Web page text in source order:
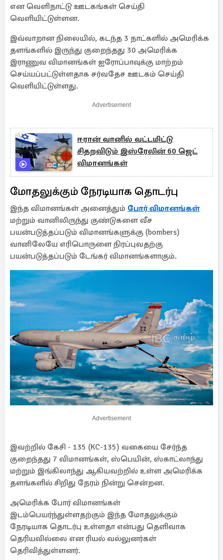
என வெளிநாட்டு ஊடகங்கள் செய்தி
வெளியிட்டுள்ளன.
இவ்வாறான நிலையில், கடந்த 3 நாட்களில் அமெரிக்க
தளங்களில் இருந்து குறைந்தது 30 அமெரிக்க
இராணுவ விமானங்கள் ஐரோப்பாவுக்கு மாற்றம்
செய்யப்பட்டுள்ளதாக சர்வதேச ஊடகம் செய்தி
வெளியிட்டுள்ளது.
Advertisement
ஈரான் வானில் வட்டமிட்டு
சிதறவிடும் இஸ்ரேலின் 60 ஜெட்
விமானங்கள்
மோதலுக்கும் நேரடியாக தொடர்பு
இந்த விமானங்கள் அனைத்தும் போர் விமானங்கள்
மற்றும் வானிலிருந்து குண்டுகளை வீச
பயன்படுத்தப்படும் விமானங்களுக்கு (bombers)
வானிலேயே எரிபொருளை நிரப்புவதற்கு
பயன்படுத்தப்படும் டேங்கர் விமானங்களாகும்.
Advertisement
இவற்றில் கேசி - 135 (KC-135) வகையை சேர்ந்த
குறைந்தது 7 விமானங்கள், ஸ்பெயின், ஸ்காட்லாந்து
மற்றும் இங்கிலாந்து ஆகியவற்றில் உள்ள அமெரிக்க
தளங்களில் சிறிது நேரம் நின்று சென்றன.
அமெரிக்க போர் விமானங்கள்
இடம்பெயர்ந்துள்ளதற்கும் இந்த மோதலுக்கும்
நேரடியாக தொடர்பு உள்ளதா என்பது தெளிவாக
தெரியவில்லை என ரியல் வல்லுனர்கள்
தெரிவித்துள்ளனர்.